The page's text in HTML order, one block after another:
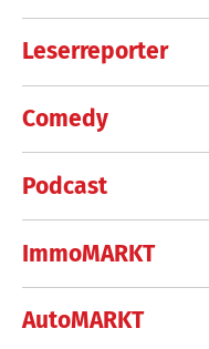
Leserreporter
Comedy
Podcast
ImmoMARKT
AutoMARKT